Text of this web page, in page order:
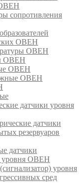
сопротивления
ОВЕН
ОВЕН
ОВЕН
ОВЕН
ОВЕН
датчики уровня
датчики
резервуаров
датчики
уровня ОВЕН
уровня
сред